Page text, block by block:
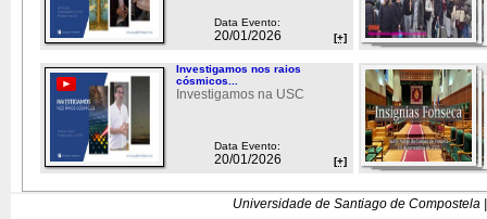
Data Evento:
20/01/2026 [+]
Investigamos nos raios
cósmicos...
Investigamos na USC
Data Evento:
20/01/2026 [+]
Universidade de Santiago de